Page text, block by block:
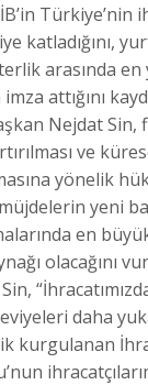
Türkiye’nin
katladığını,
arasında en
attığını
Nejdat Sin,
ve
yönelik
yeni
en
olacağını
daha
kurgulanan